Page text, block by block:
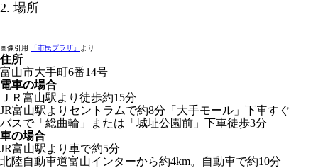
2. 場所
画像引用 「市民プラザ」 より
住所
富山市大手町6番14号
電車の場合
ＪＲ富山駅より徒歩約15分
JR富山駅よりセントラムで約8分「大手モール」下車すぐ
バスで「総曲輪」または「城址公園前」下車徒歩3分
車の場合
JR富山駅より車で約5分
北陸自動車道富山インターから約4km。自動車で約10分